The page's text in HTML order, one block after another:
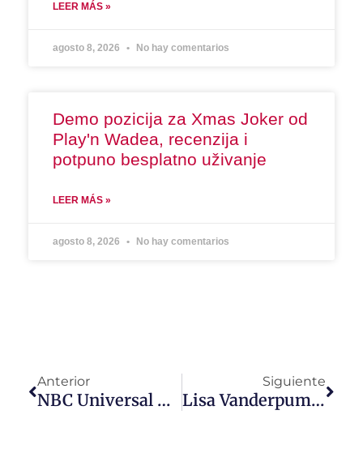
LEER MÁS »
agosto 8, 2026 No hay comentarios
Demo pozicija za Xmas Joker od
Play'n Wadea, recenzija i
potpuno besplatno uživanje
LEER MÁS »
agosto 8, 2026 No hay comentarios
Anterior
NBC Universal Logra Crecimiento De Doble Dígitos En La Región
Siguiente
Lisa Vanderpump Llega A Latinoamérica Con ¨Overserved With Lisa Vanderpump¨